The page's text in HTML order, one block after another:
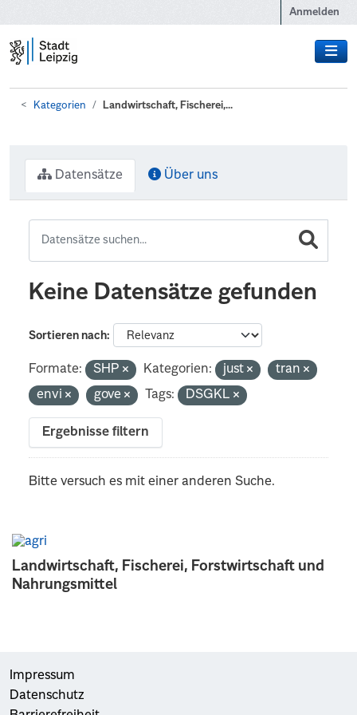
Anmelden
Kategorien Landwirtschaft, Fischerei,...
Landwirtschaft, Fischerei, Forstwirtschaft und
Nahrungsmittel
Datensätze Über uns
Keine Datensätze gefunden
Sortieren nach
Formate: SHP Kategorien: just
tran
envi
gove Tags: DSGKL
Ergebnisse filtern
Bitte versuch es mit einer anderen Suche.
Impressum
Datenschutz